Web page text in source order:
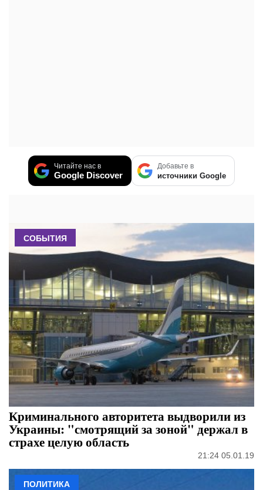
Читайте нас в
Google Discover
Добавьте в
источники Google
СОБЫТИЯ
Криминального авторитета выдворили из
Украины: "смотрящий за зоной" держал в
страхе целую область
21:24 05.01.19
ПОЛИТИКА